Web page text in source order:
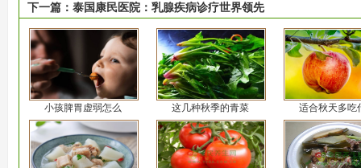
下一篇： 泰国康民医院：乳腺疾病诊疗世界领先
小孩脾胃虚弱怎么 这几种秋季的青菜 适合秋天多吃